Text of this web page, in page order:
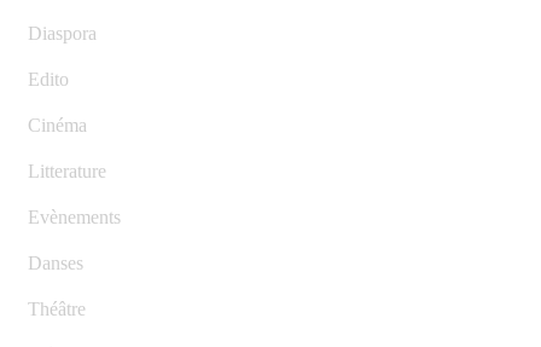
Diaspora
Edito
Cinéma
Litterature
Evènements
Danses
Théâtre